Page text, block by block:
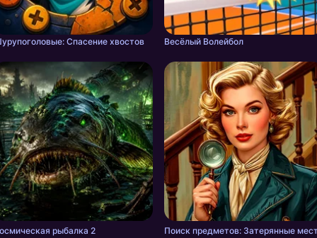
Спасение хвостов Весёлый Волейбол
рыбалка 2 Поиск предметов: Затерянные